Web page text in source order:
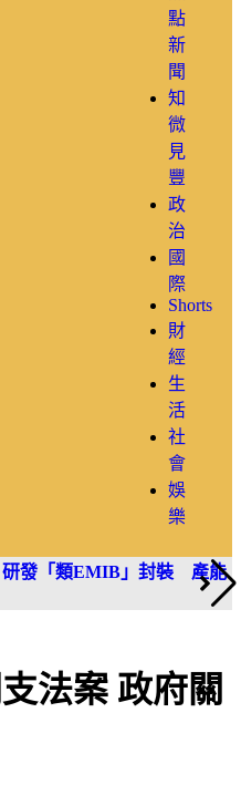
點
新
聞
知
微
見
豐
政
治
國
際
Shorts
財
經
生
活
社
會
娛
樂
研發「類EMIB」封裝 產能
法案 政府關